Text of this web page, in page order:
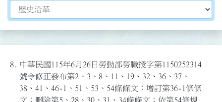
切換選擇法規資訊內容
8. 中華民國115年6月26日勞動部勞職授字第1150252314
號令修正發布第2、3、8、11、19、32、36、37、
38、41、46-1、51、53、54條條文；增訂第36-1條條
文；刪除第5、28、30、31、34條條文；依第54條規